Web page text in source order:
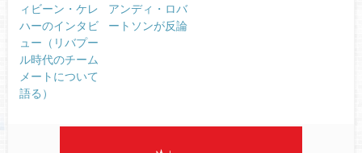
ィビーン・ケレ
ハーのインタビ
ュー（リバプー
ル時代のチーム
メートについて
語る）
アンディ・ロバ
ートソンが反論